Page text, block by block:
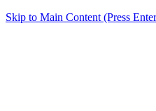
Skip to Main Content (Press